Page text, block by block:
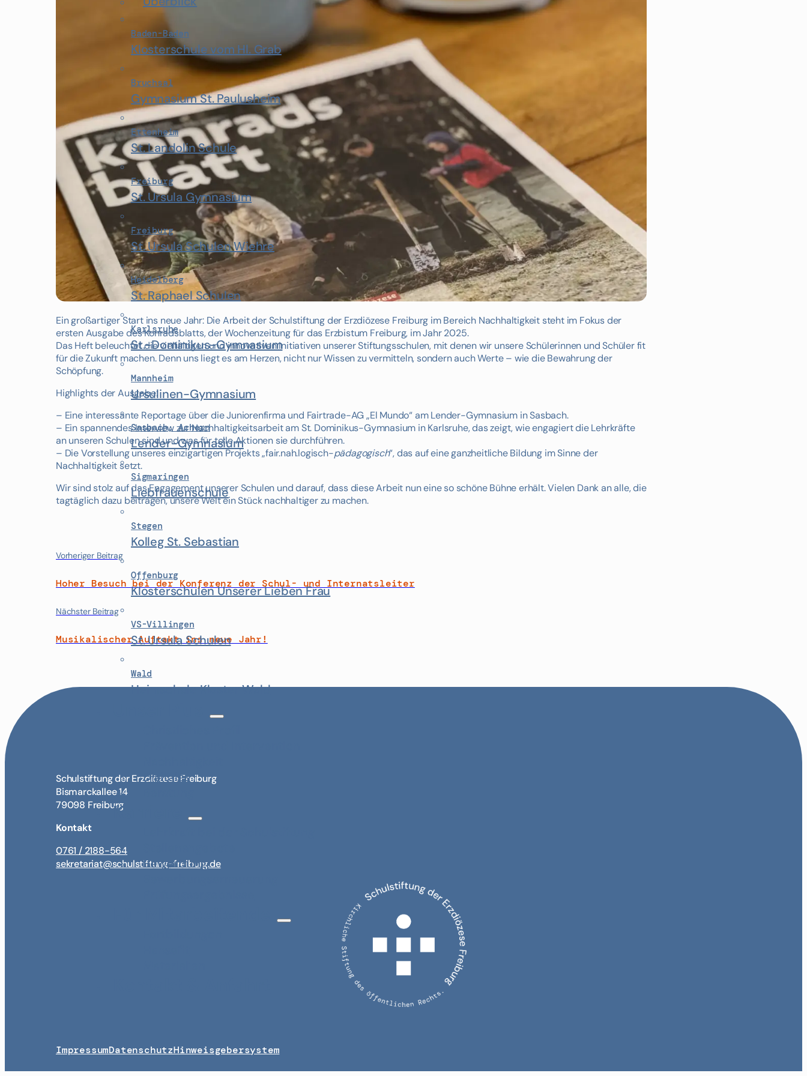
Baden-Baden
Klosterschule vom Hl. Grab
Bruchsal
Gymnasium St. Paulusheim
Ettenheim
St. Landolin Schule
Freiburg
St. Ursula Gymnasium
Freiburg
St. Ursula Schulen Wiehre
Heidelberg
St. Raphael Schulen
Karlsruhe
St.-Dominikus-Gymnasium
Mannheim
Ursulinen-Gymnasium
Sasbach, Achern
Lender-Gymnasium
Sigmaringen
Liebfrauenschule
Stegen
Kolleg St. Sebastian
Offenburg
Klosterschulen Unserer Lieben Frau
VS-Villingen
St. Ursula Schulen
Wald
Heimschule Kloster Wald
Digitales
Karriere
Bewerbung
Ein großartiger Start ins neue Jahr: Die Arbeit der Schulstiftung der Erzdiözese Freiburg im Bereich Nachhaltigkeit steht im Fokus der
ersten Ausgabe des Konradsblatts, der Wochenzeitung für das Erzbistum Freiburg, im Jahr 2025.
Das Heft beleuchtet die vielfältigen und innovativen Initiativen unserer Stiftungsschulen, mit denen wir unsere Schülerinnen und Schüler fit
für die Zukunft machen. Denn uns liegt es am Herzen, nicht nur Wissen zu vermitteln, sondern auch Werte – wie die Bewahrung der
Schöpfung.
Highlights der Ausgabe:
– Eine interessante Reportage über die Juniorenfirma und Fairtrade-AG „El Mundo“ am Lender-Gymnasium in Sasbach.
– Ein spannendes Interview zur Nachhaltigkeitsarbeit am St. Dominikus-Gymnasium in Karlsruhe, das zeigt, wie engagiert die Lehrkräfte
an unseren Schulen sind und was für tolle Aktionen sie durchführen.
– Die Vorstellung unseres einzigartigen Projekts „fair.nah.logisch-pädagogisch“, das auf eine ganzheitliche Bildung im Sinne der
Nachhaltigkeit setzt.
Wir sind stolz auf das Engagement unserer Schulen und darauf, dass diese Arbeit nun eine so schöne Bühne erhält. Vielen Dank an alle, die
tagtäglich dazu beitragen, unsere Welt ein Stück nachhaltiger zu machen.
Vorheriger Beitrag
Hoher Besuch bei der Konferenz der Schul- und Internatsleiter
Nächster Beitrag
Musikalischer Auftakt ins neue Jahr!
Schulstiftung der Erzdiözese Freiburg
Bismarckallee 14
79098 Freiburg
Kontakt
0761 / 2188-564
sekretariat@schulstiftung-freiburg.de
ImpressumDatenschutzHinweisgebersystem